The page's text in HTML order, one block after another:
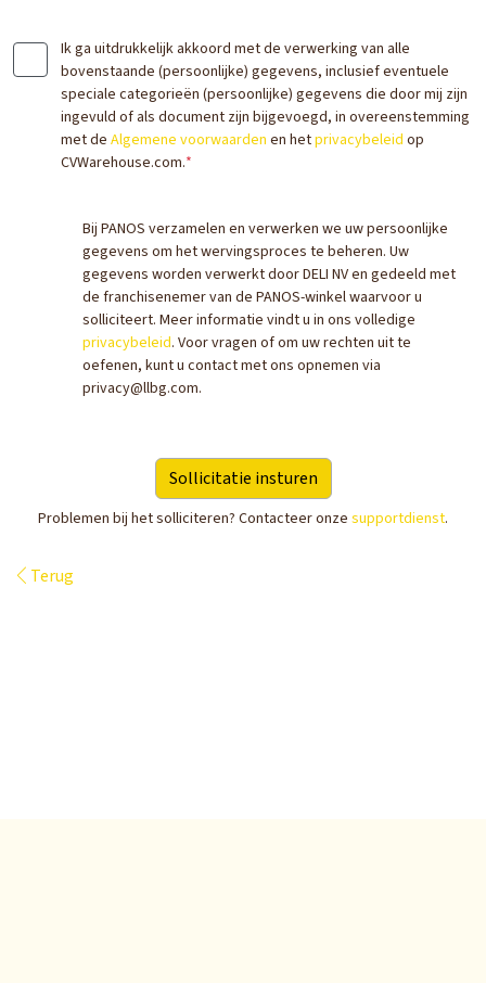
Ik ga uitdrukkelijk akkoord met de verwerking van alle
bovenstaande (persoonlijke) gegevens, inclusief eventuele
speciale categorieën (persoonlijke) gegevens die door mij zijn
ingevuld of als document zijn bijgevoegd, in overeenstemming
met de Algemene voorwaarden en hetprivacybeleid op
CVWarehouse.com.*
Bij PANOS verzamelen en verwerken we uw persoonlijke
gegevens om het wervingsproces te beheren. Uw
gegevens worden verwerkt door DELI NV en gedeeld met
de franchisenemer van de PANOS-winkel waarvoor u
solliciteert. Meer informatie vindt u in ons volledige
privacybeleid. Voor vragen of om uw rechten uit te
oefenen, kunt u contact met ons opnemen via
privacy@llbg.com.
Problemen bij het solliciteren? Contacteer onze supportdienst.
Terug